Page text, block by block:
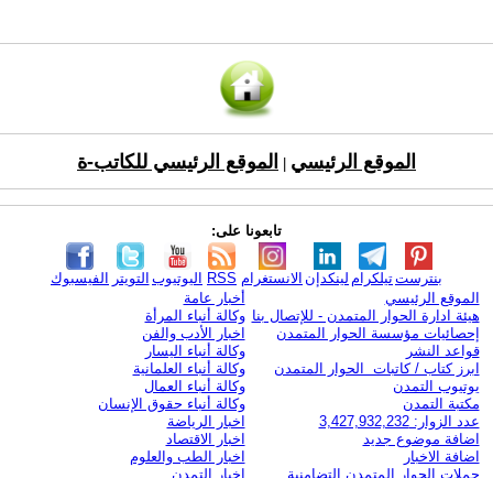
الموقع الرئيسي الموقع الرئيسي للكاتب-ة
تابعونا على:
الفيسبوك التويتر اليوتيوب RSS الانستغرام لينكدإن تيلكرامبنترست
الموقع الرئيسي
هيئة ادارة الحوار المتمدن - للإتصال بنا
إحصائيات مؤسسة الحوار المتمدن
قواعد النشر
ابرز كتاب / كاتبات الحوار المتمدن
يوتيوب التمدن
مكتبة التمدن
عدد الزوار: 3,427,932,232
اضافة موضوع جديد
اضافة الاخبار
حملات الحوار المتمدن التضامنية
أخبار عامة
وكالة أنباء المرأة
اخبار الأدب والفن
وكالة أنباء اليسار
وكالة أنباء العلمانية
وكالة أنباء العمال
وكالة أنباء حقوق الإنسان
اخبار الرياضة
اخبار الاقتصاد
اخبار الطب والعلوم
اخبار التمدن